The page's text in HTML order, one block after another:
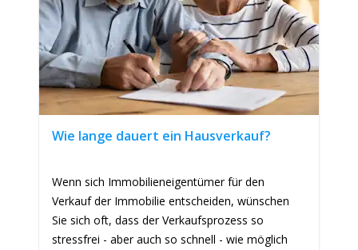
Wie lange dauert ein Hausverkauf?
Wenn sich Immobilieneigentümer für den
Verkauf der Immobilie entscheiden, wünschen
Sie sich oft, dass der Verkaufsprozess so
stressfrei - aber auch so schnell - wie möglich